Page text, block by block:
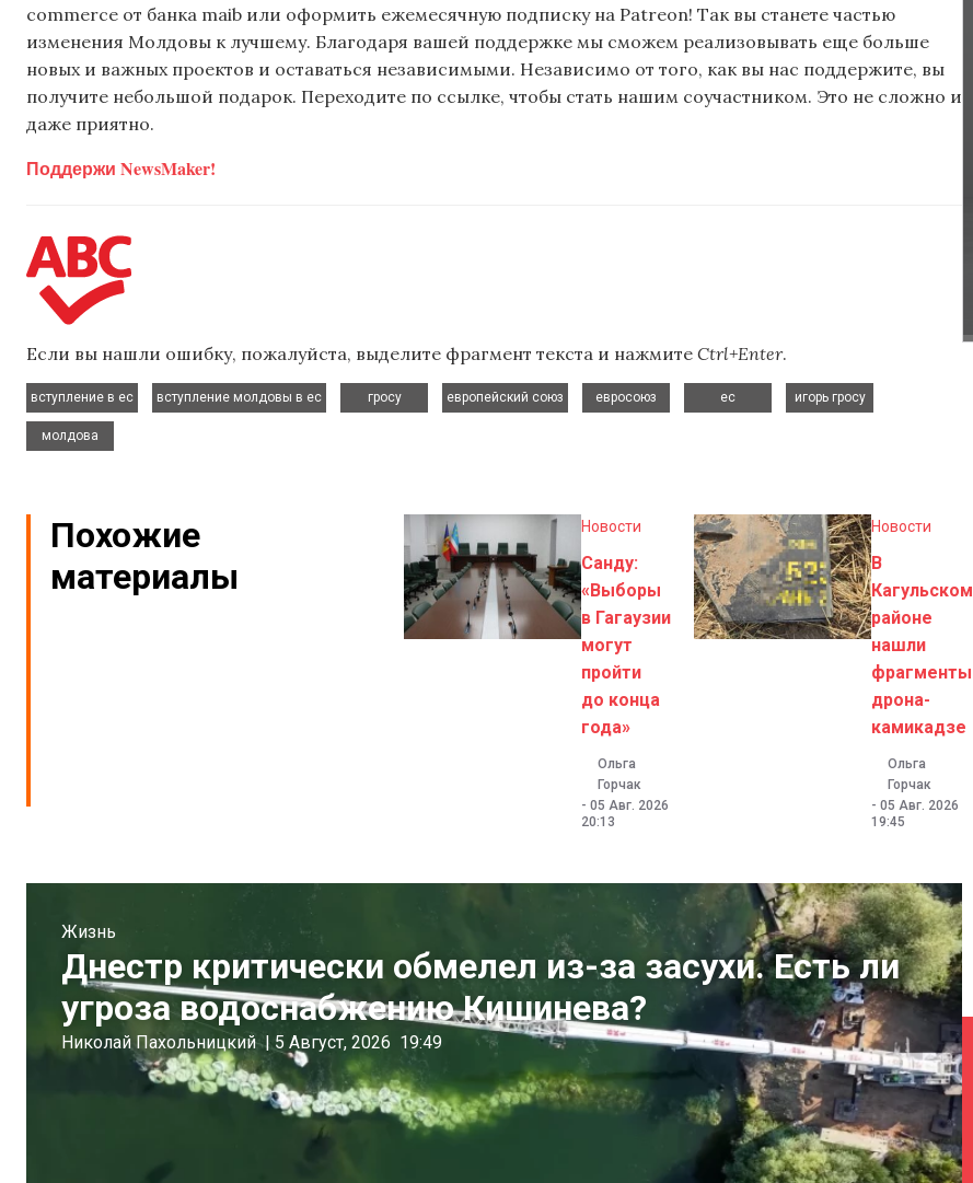
commerce от банка maib или оформить ежемесячную подписку на Patreon! Так вы станете частью
изменения Молдовы к лучшему. Благодаря вашей поддержке мы сможем реализовывать еще больше
новых и важных проектов и оставаться независимыми. Независимо от того, как вы нас поддержите, вы
получите небольшой подарок. Переходите по ссылке, чтобы стать нашим соучастником. Это не сложно и
даже приятно.
Поддержи NewsMaker!
Если вы нашли ошибку, пожалуйста, выделите фрагмент текста и нажмите Ctrl+Enter.
вступление в ес
вступление молдовы в ес
гросу
европейский союз
евросоюз
ес
игорь гросу
молдова
Похожие
материалы
Новости
Санду:
«Выборы
в Гагаузии
могут
пройти
до конца
года»
Ольга
Горчак
- 05 Авг. 2026
20:13
Новости
В
Кагульском
районе
нашли
фрагменты
дрона-
камикадзе
Ольга
Горчак
- 05 Авг. 2026
19:45
Жизнь
Днестр критически обмелел из-за засухи. Есть ли
угроза водоснабжению Кишинева?
Николай Пахольницкий | 5 Август, 2026 19:49